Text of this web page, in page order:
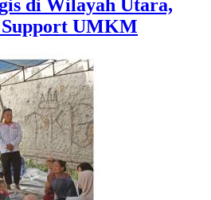
di Wilayah Utara,
UMKM